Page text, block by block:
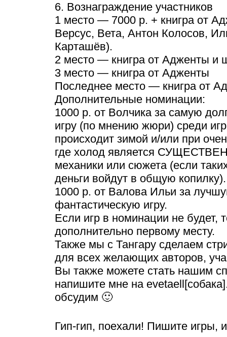
6. Вознаграждение участников
1 место — 7000 р. + книгра от
Версус, Вета, Антон Колосов,
Карташёв).
2 место — книгра от Адженты и
3 место — книгра от Адженты
Последнее место — книгра от
Дополнительные номинации:
1000 р. от Волчика за самую
игру (по мнению жюри) среди
происходит зимой и/или при
где холод является
механики или сюжета (если
деньги войдут в общую копилку).
1000 р. от Валова Ильи за
фантастическую игру.
Если игр в номинации не будет,
дополнительно первому месту.
Также мы с Тангару сделаем
для всех желающих авторов,
Вы также можете стать нашим
напишите мне на
обсудим 🙂
Гип-гип, поехали! Пишите игры,